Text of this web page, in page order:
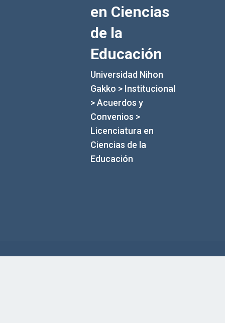
en Ciencias
de la
Educación
Universidad Nihon
Gakko > Institucional
>Acuerdos y
Convenios >
Licenciatura en
Ciencias de la
Educación